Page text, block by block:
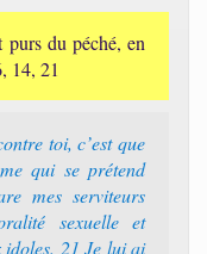
purs du péché, en
14, 21
toi, c’est que
qui se prétend
mes serviteurs
sexuelle et
idoles. 21 Je lui ai